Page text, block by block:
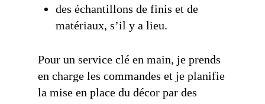
des échantillons de finis et de
matériaux, s’il y a lieu.
Pour un service clé en main, je prends
en charge les commandes et je planifie
la mise en place du décor par des